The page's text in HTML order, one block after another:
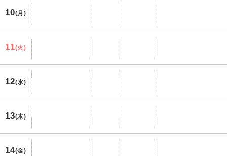
10(月)
11(火)
12(水)
13(木)
14(金)